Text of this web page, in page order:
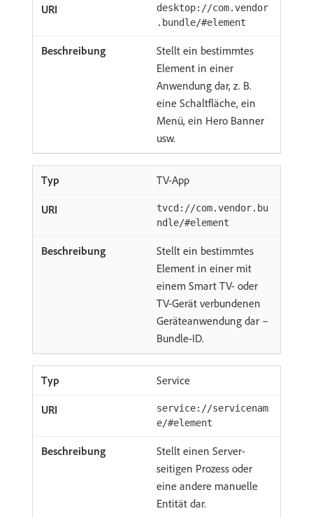
desktop://com.vendor
.bundle/#element
Stellt ein bestimmtes
Element in einer
Anwendung dar, z. B.
eine Schaltfläche, ein
Menü, ein Hero Banner
usw.
TV-App
tvcd://com.vendor.bu
ndle/#element
Stellt ein bestimmtes
Element in einer mit
einem Smart TV- oder
TV-Gerät verbundenen
Geräteanwendung dar –
Bundle-ID.
Service
service://servicenam
e/#element
Stellt einen Server-
seitigen Prozess oder
eine andere manuelle
Entität dar.